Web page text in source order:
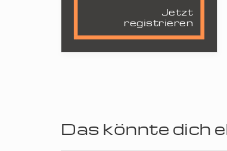
Jetzt
registrieren
Das könnte dich